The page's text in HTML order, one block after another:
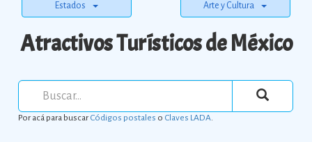
Estados Arte y Cultura
Atractivos Turísticos de México
Por acá para buscarCódigos postales o Claves LADA.